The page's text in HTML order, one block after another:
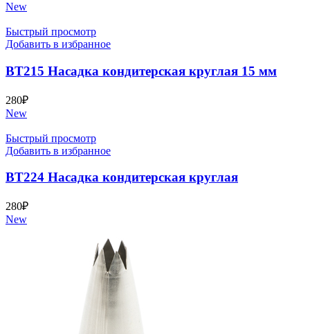
New
Быстрый просмотр
Добавить в избранное
BT215 Насадка кондитерская круглая 15 мм
280₽
New
Быстрый просмотр
Добавить в избранное
BT224 Насадка кондитерская круглая
280₽
New